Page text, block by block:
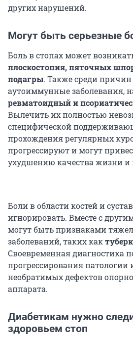
других нарушений.
Могут быть серьезные
Боль в стопах может
плоскостопия, пяточных
подагры. Также среди
аутоиммунные заболевания,
ревматоидный и
Вылечить их полностью
специфической
прохождения регулярных
прогрессируют и могут
ухудшению качества жизни и
Боли в области костей и
игнорировать. Вместе с
могут быть признаками
заболеваний, таких как
Своевременная диагностика
прогрессирования патологии
необратимых дефектов
аппарата.
Диабетикам нужно
здоровьем стоп